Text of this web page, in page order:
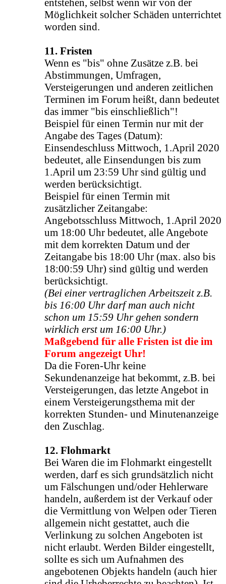
entstehen, selbst wenn wir von der
Möglichkeit solcher Schäden unterrichtet
worden sind.
11. Fristen
Wenn es "bis" ohne Zusätze z.B. bei
Abstimmungen, Umfragen,
Versteigerungen und anderen zeitlichen
Terminen im Forum heißt, dann bedeutet
das immer "bis einschließlich"!
Beispiel für einen Termin nur mit der
Angabe des Tages (Datum):
Einsendeschluss Mittwoch, 1.April 2020
bedeutet, alle Einsendungen bis zum
1.April um 23:59 Uhr sind gültig und
werden berücksichtigt.
Beispiel für einen Termin mit
zusätzlicher Zeitangabe:
Angebotsschluss Mittwoch, 1.April 2020
um 18:00 Uhr bedeutet, alle Angebote
mit dem korrekten Datum und der
Zeitangabe bis 18:00 Uhr (max. also bis
18:00:59 Uhr) sind gültig und werden
berücksichtigt.
(Bei einer vertraglichen Arbeitszeit z.B.
bis 16:00 Uhr darf man auch nicht
schon um 15:59 Uhr gehen sondern
wirklich erst um 16:00 Uhr.)
Maßgebend für alle Fristen ist die im
Forum angezeigt Uhr!
Da die Foren-Uhr keine
Sekundenanzeige hat bekommt, z.B. bei
Versteigerungen, das letzte Angebot in
einem Versteigerungsthema mit der
korrekten Stunden- und Minutenanzeige
den Zuschlag.
12. Flohmarkt
Bei Waren die im Flohmarkt eingestellt
werden, darf es sich grundsätzlich nicht
um Fälschungen und/oder Hehlerware
handeln, außerdem ist der Verkauf oder
die Vermittlung von Welpen oder Tieren
allgemein nicht gestattet, auch die
Verlinkung zu solchen Angeboten ist
nicht erlaubt. Werden Bilder eingestellt,
sollte es sich um Aufnahmen des
angebotenen Objekts handeln (auch hier